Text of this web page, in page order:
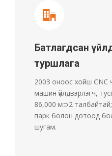
Батлагдсан
туршлага
2003 оноос хойш CNC
машин үйлдвэрлэгч,
86,000 м⊃2 талбайтай;
парк болон дотоод
шугам.